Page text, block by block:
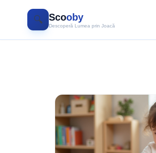
🔍 Scooby
Descoperă Lumea prin Joacă